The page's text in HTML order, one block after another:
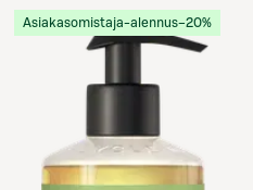
Asiakasomistaja-alennus−20%